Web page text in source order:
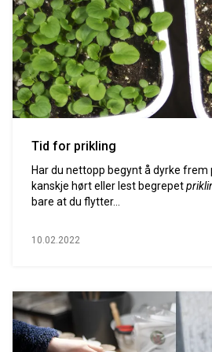
Tid for prikling
Har du nettopp begynt å dyrke
kanskje hørt eller lest begrepet
bare at du flytter...
10.02.2022